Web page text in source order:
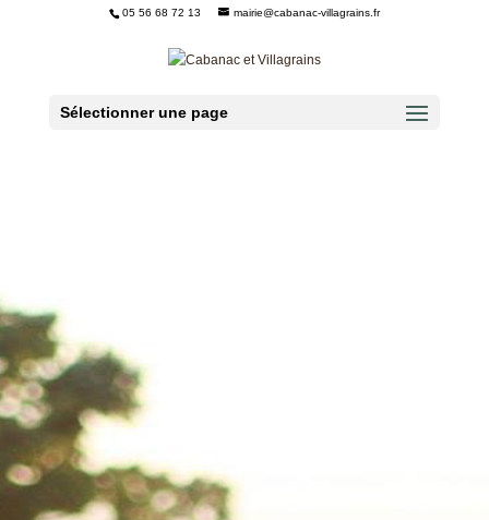
05 56 68 72 13 mairie@cabanac-villagrains.fr
Sélectionner une page